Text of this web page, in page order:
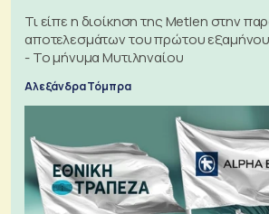
Τι είπε η διοίκηση της Metlen στην
αποτελεσμάτων του πρώτου
- Το μήνυμα Μυτιληναίου
Αλεξάνδρα Τόμπρα